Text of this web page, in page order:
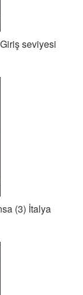
seviyesi
(3) İtalya